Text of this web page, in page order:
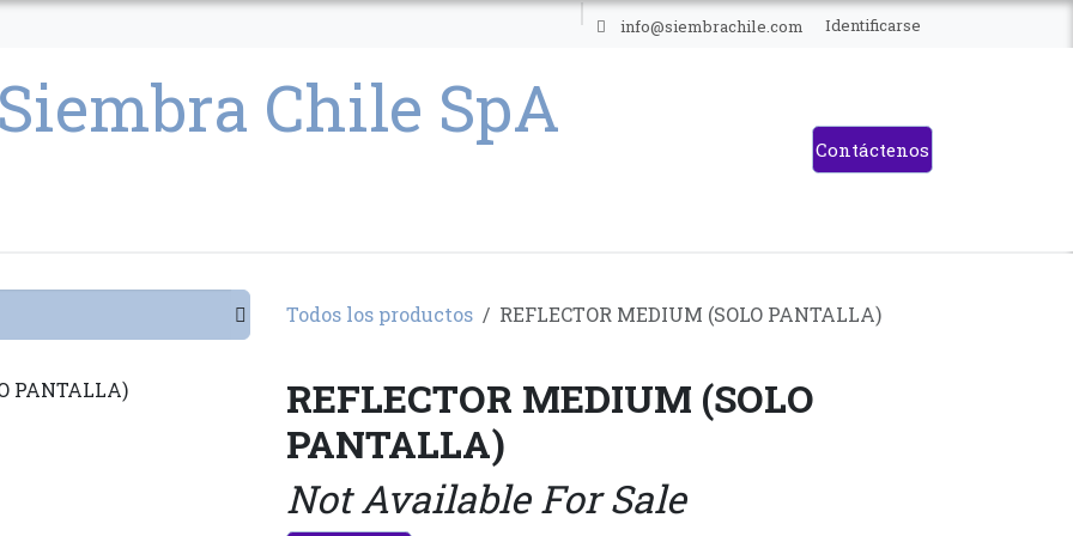
info@siembrachile.com Identificarse
Contáctenos
Todos los productos REFLECTOR MEDIUM (SOLO PANTALLA)
REFLECTOR MEDIUM (SOLO
PANTALLA)
Not Available For Sale